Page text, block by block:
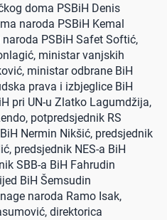
doma PSBiH Denis
naroda PSBiH Kemal
PSBiH Safet Softić,
ministar vanjskih
ministar odbrane BiH
prava i izbjeglice BiH
pri UN-u Zlatko Lagumdžija,
potpredsjednik RS
Nermin Nikšić, predsjednik
predsjednik NES-a BiH
SBB-a BiH Fahrudin
BiH Šemsudin
naroda Ramo Isak,
direktorica